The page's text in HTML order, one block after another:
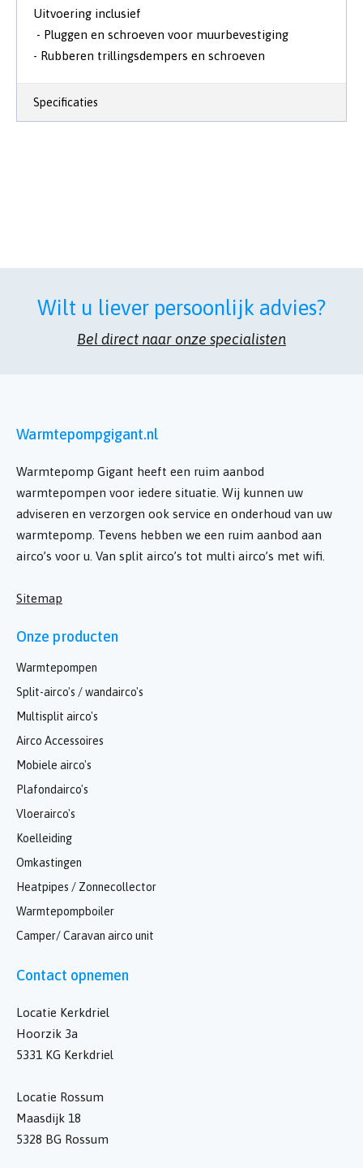
Uitvoering inclusief
- Pluggen en schroeven voor muurbevestiging
- Rubberen trillingsdempers en schroeven
Specificaties
Wilt u liever persoonlijk advies?
Bel direct naar onze specialisten
Warmtepompgigant.nl
Warmtepomp Gigant heeft een ruim aanbod
warmtepompen voor iedere situatie. Wij kunnen uw
adviseren en verzorgen ook service en onderhoud van uw
warmtepomp. Tevens hebben we een ruim aanbod aan
airco’s voor u. Van split airco’s tot multi airco’s met wifi.
Sitemap
Onze producten
Warmtepompen
Split-airco's / wandairco's
Multisplit airco's
Airco Accessoires
Mobiele airco's
Plafondairco's
Vloerairco's
Koelleiding
Omkastingen
Heatpipes / Zonnecollector
Warmtepompboiler
Camper/ Caravan airco unit
Contact opnemen
Locatie Kerkdriel
Hoorzik 3a
5331 KG Kerkdriel
Locatie Rossum
Maasdijk 18
5328 BG Rossum